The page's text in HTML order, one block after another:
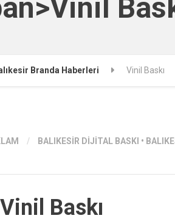
Branda Haberleri Vinil Baskı
/ BALIKESIR DIJITAL BASKI •
Baskı